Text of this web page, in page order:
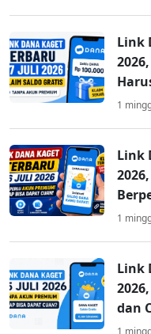
Link
1
Link
1
Link
dan